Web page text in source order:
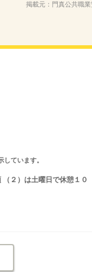
掲載元： 門真公共職
ています。
２）は土曜日で休憩１０